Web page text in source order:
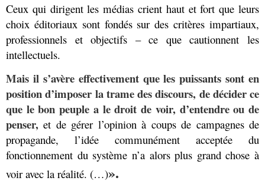
Ceux qui dirigent les médias crient haut et fort que leurs
choix éditoriaux sont fondés sur des critères impartiaux,
professionnels et objectifs – ce que cautionnent les
intellectuels.
Mais il s’avère effectivement que les puissants sont en
position d’imposer la trame des discours, de décider ce
que le bon peuple a le droit de voir, d’entendre ou de
penser, et de gérer l’opinion à coups de campagnes de
propagande, l’idée communément acceptée du
fonctionnement du système n’a alors plus grand chose à
voir avec la réalité. (…)».